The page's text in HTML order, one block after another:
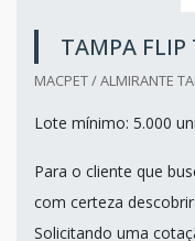
TAMPA FLIP
MACPET / ALMIRANTE
Lote mínimo: 5.000
Para o cliente que
com certeza
Solicitando uma